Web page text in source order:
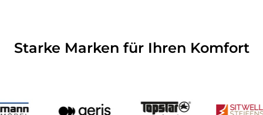
Starke Marken für Ihren Komfort